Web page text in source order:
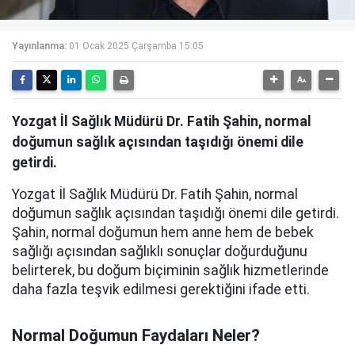
Yayınlanma: 01 Ocak 2025 Çarşamba 15:05
Yozgat İl Sağlık Müdürü Dr. Fatih Şahin, normal
doğumun sağlık açısından taşıdığı önemi dile
getirdi.
Yozgat İl Sağlık Müdürü Dr. Fatih Şahin, normal
doğumun sağlık açısından taşıdığı önemi dile getirdi.
Şahin, normal doğumun hem anne hem de bebek
sağlığı açısından sağlıklı sonuçlar doğurduğunu
belirterek, bu doğum biçiminin sağlık hizmetlerinde
daha fazla teşvik edilmesi gerektiğini ifade etti.
Normal Doğumun Faydaları Neler?